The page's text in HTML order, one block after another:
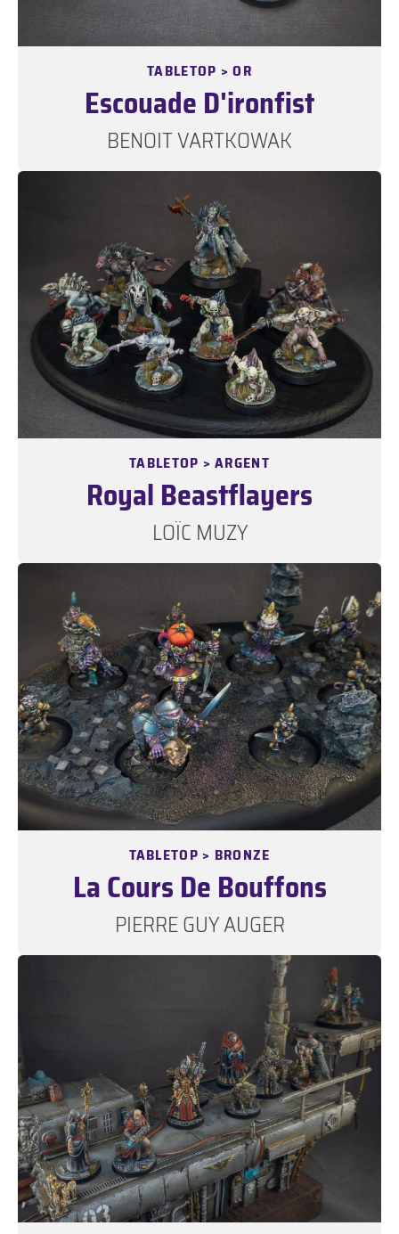
TABLETOP > OR
Escouade D'ironfist
BENOIT VARTKOWAK
TABLETOP > ARGENT
Royal Beastflayers
LOÏC MUZY
TABLETOP > BRONZE
La Cours De Bouffons
PIERRE GUY AUGER